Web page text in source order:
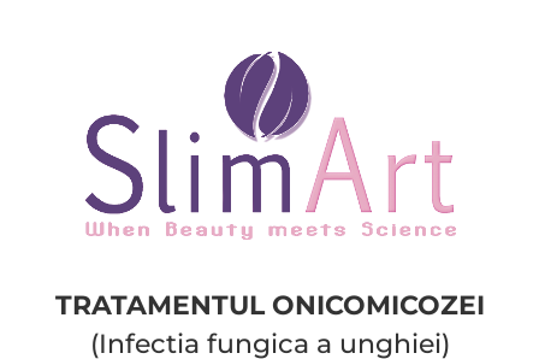
TRATAMENTUL ONICOMICOZEI
(Infectia fungica a unghiei)